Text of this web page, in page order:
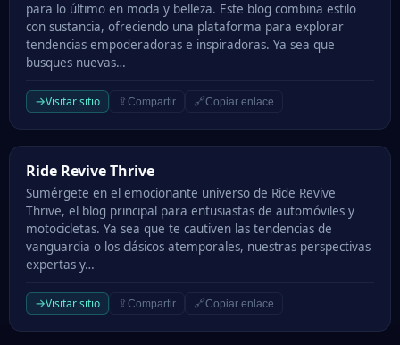
para lo último en moda y belleza. Este blog combina estilo
con sustancia, ofreciendo una plataforma para explorar
tendencias empoderadoras e inspiradoras. Ya sea que
busques nuevas…
→Visitar sitio ⇪ Compartir 🔗Copiar enlace
Ride Revive Thrive
Ride Revive Thrive
Sumérgete en el emocionante universo de Ride Revive
Thrive, el blog principal para entusiastas de automóviles y
motocicletas. Ya sea que te cautiven las tendencias de
vanguardia o los clásicos atemporales, nuestras perspectivas
expertas y…
→Visitar sitio ⇪ Compartir 🔗Copiar enlace